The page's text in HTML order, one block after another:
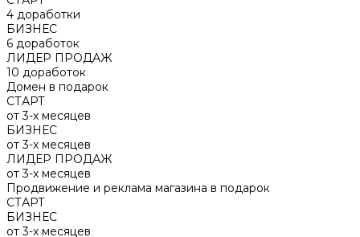
4 доработки
БИЗНЕС
6 доработок
ЛИДЕР ПРОДАЖ
10 доработок
Домен в подарок
СТАРТ
от 3-х месяцев
БИЗНЕС
от 3-х месяцев
ЛИДЕР ПРОДАЖ
от 3-х месяцев
Продвижение и реклама магазина в подарок
СТАРТ
БИЗНЕС
от 3-х месяцев